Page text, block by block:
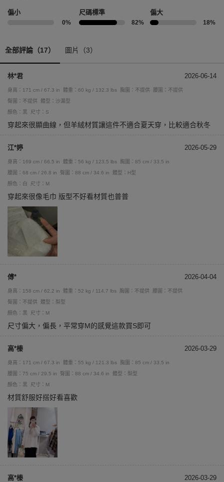
偏小
0%
尺碼標準
82%
偏大
18%
全部評論（17） 圖片（3）
林*君 2026-06-14
身高：171 cm / 67.3 in 體重：60 kg / 132.3 lbs 胸圍：不提供
腰圍：不提供
臀圍：不提供
體型：沙漏型
顏色：黑
尺寸：S
穿起來很顯曲線，但羊絨材質讓這件不適合夏天穿，比較適合秋冬
江*婷 2026-05-29
身高：169 cm / 66.5 in 體重：56 kg / 123.5 lbs
胸圍：85 cm / 33.5 in
腰圍：68 cm / 26.8 in
臀圍：88 cm / 34.6 in
體型：H型
顏色：白
尺寸：M
穿起來很像毛巾 版型不好看材質也普普
傅* 2026-04-04
身高：158 cm / 62.2 in 體重：52 kg / 114.7 lbs 胸圍：不提供
腰圍：不提供
臀圍：不提供
體型：梨型
顏色：黑
尺寸：M
尺寸偏大，偏長，平常穿M的感覺這款買S即可
高*榛 2026-03-29
身高：171 cm / 67.3 in 體重：55 kg / 121.3 lbs
胸圍：85 cm / 33.5 in
腰圍：75 cm / 29.5 in
臀圍：88 cm / 34.6 in
體型：梨型
顏色：黑
尺寸：M
材質舒服好搭好看喜歡
高*榛 2026-03-29